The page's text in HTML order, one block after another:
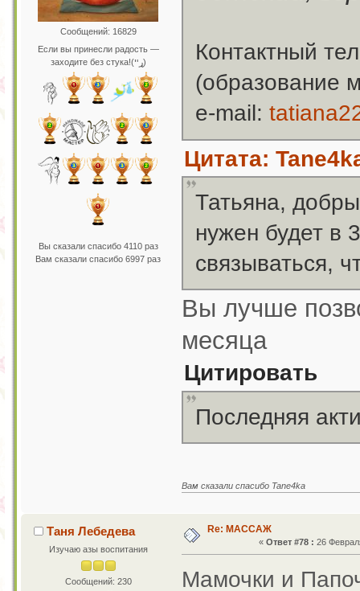
Сообщений: 16829
Если вы принесли радость —
заходите без стука!(ړײ)
Вы сказали спасибо 4110 раз
Вам сказали спасибо 6997 раз
Контактный
(образование
e-mail:
Цитата:
Татьяна,
нужен будет в
связываться,
Вы лучше
месяца
Цитировать
Последняя
Вам сказали спасибо Tane4ka
Таня Лебедева
Изучаю азы воспитания
Сообщений: 230
Re: МАССАЖ
« Ответ #78 : 26
Мамочки и